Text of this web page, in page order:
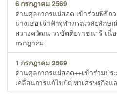
6 กรกฎาคม 2569
ด่านศุลกากรแม่สอด เข้าร่วมพิธีถ
นางเธอ เจ้าฟ้าจุฬาภรณวลัยลักษ
สวางควัฒน วรขัตติยราชนารี เนื่
กรกฎาคม
1 กรกฎาคม 2569
ด่านศุลกากรแม่สอด++เข้าร่วมป
เคลื่อนการแก้ไขปัญหาเศรษฐกิจ